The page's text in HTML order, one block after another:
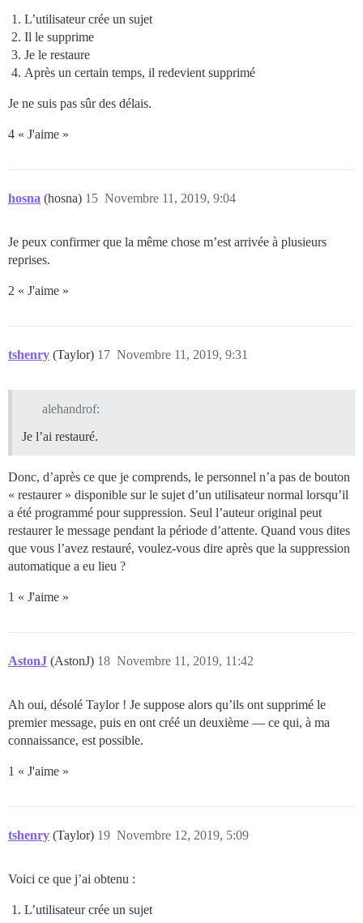
L’utilisateur crée un sujet
Il le supprime
Je le restaure
Après un certain temps, il redevient supprimé
Je ne suis pas sûr des délais.
4 « J'aime »
hosna (hosna) Novembre 11, 2019, 9:04
15
Je peux confirmer que la même chose m’est arrivée à plusieurs
reprises.
2 « J'aime »
tshenry (Taylor) Novembre 11, 2019, 9:31
17
alehandrof:
Je l’ai restauré.
Donc, d’après ce que je comprends, le personnel n’a pas de bouton
« restaurer » disponible sur le sujet d’un utilisateur normal lorsqu’il
a été programmé pour suppression. Seul l’auteur original peut
restaurer le message pendant la période d’attente. Quand vous dites
que vous l’avez restauré, voulez-vous dire après que la suppression
automatique a eu lieu ?
1 « J'aime »
AstonJ (AstonJ) Novembre 11, 2019, 11:42
18
Ah oui, désolé Taylor ! Je suppose alors qu’ils ont supprimé le
premier message, puis en ont créé un deuxième — ce qui, à ma
connaissance, est possible.
1 « J'aime »
tshenry (Taylor) Novembre 12, 2019, 5:09
19
Voici ce que j’ai obtenu :
L’utilisateur crée un sujet